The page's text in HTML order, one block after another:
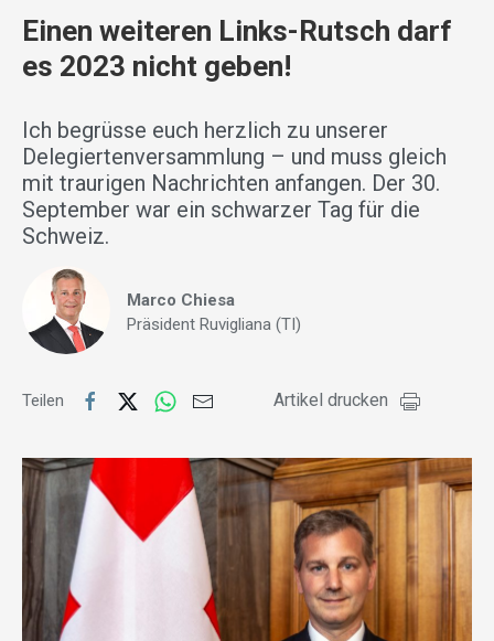
Einen weiteren Links-Rutsch darf
es 2023 nicht geben!
Ich begrüsse euch herzlich zu unserer
Delegiertenversammlung – und muss gleich
mit traurigen Nachrichten anfangen. Der 30.
September war ein schwarzer Tag für die
Schweiz.
Marco Chiesa
Präsident Ruvigliana (TI)
Teilen Artikel drucken